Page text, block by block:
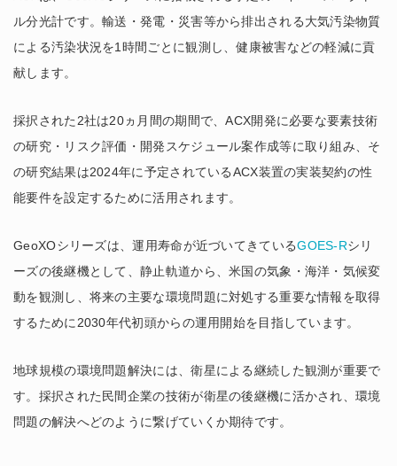
ル分光計です。輸送・発電・災害等から排出される大気汚染物質
による汚染状況を1時間ごとに観測し、健康被害などの軽減に貢
献します。
採択された2社は20ヵ月間の期間で、ACX開発に必要な要素技術
の研究・リスク評価・開発スケジュール案作成等に取り組み、そ
の研究結果は2024年に予定されているACX装置の実装契約の性
能要件を設定するために活用されます。
GeoXOシリーズは、運用寿命が近づいてきているGOES-Rシリ
ーズの後継機として、静止軌道から、米国の気象・海洋・気候変
動を観測し、将来の主要な環境問題に対処する重要な情報を取得
するために2030年代初頭からの運用開始を目指しています。
地球規模の環境問題解決には、衛星による継続した観測が重要で
す。採択された民間企業の技術が衛星の後継機に活かされ、環境
問題の解決へどのように繋げていくか期待です。